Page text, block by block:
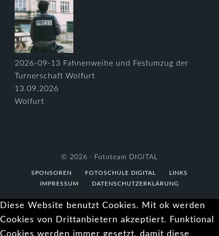
2026-09-13 Fahnenweihe und Festumzug der
Turnerschaft Wolfurt
13.09.2026
Wolfurt
© 2026 · Fototeam DIGITAL
SPONSOREN FOTOSCHULE DIGITAL
LINKS
IMPRESSUM
DATENSCHUTZERKLÄRUNG
Diese Website benutzt Cookies. Mit ok werden
Cookies von Drittanbietern akzeptiert. Funktional
Cookies werden immer gesetzt, damit diese